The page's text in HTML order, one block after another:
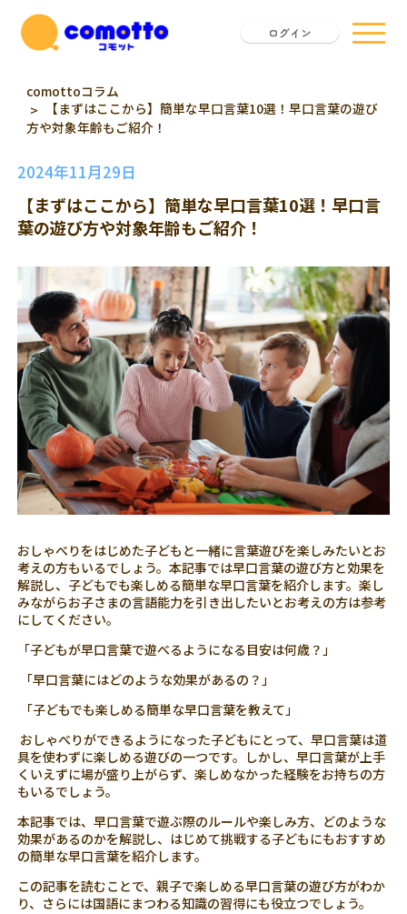
ログイン
comottoコラム
【まずはここから】簡単な早口言葉10選！早口言葉の遊び
方や対象年齢もご紹介！
2024年11月29日
【まずはここから】簡単な早口言葉10選！早口言
葉の遊び方や対象年齢もご紹介！
おしゃべりをはじめた子どもと一緒に言葉遊びを楽しみたいとお
考えの方もいるでしょう。本記事では早口言葉の遊び方と効果を
解説し、子どもでも楽しめる簡単な早口言葉を紹介します。楽し
みながらお子さまの言語能力を引き出したいとお考えの方は参考
にしてください。
「子どもが早口言葉で遊べるようになる目安は何歳？」
「早口言葉にはどのような効果があるの？」
「子どもでも楽しめる簡単な早口言葉を教えて」
おしゃべりができるようになった子どもにとって、早口言葉は道
具を使わずに楽しめる遊びの一つです。しかし、早口言葉が上手
くいえずに場が盛り上がらず、楽しめなかった経験をお持ちの方
もいるでしょう。
本記事では、早口言葉で遊ぶ際のルールや楽しみ方、どのような
効果があるのかを解説し、はじめて挑戦する子どもにもおすすめ
の簡単な早口言葉を紹介します。
この記事を読むことで、親子で楽しめる早口言葉の遊び方がわか
り、さらには国語にまつわる知識の習得にも役立つでしょう。